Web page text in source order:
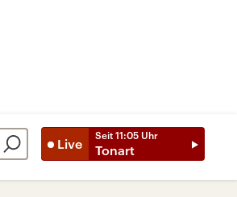
Live
Seit 11:05 Uhr
Tonart